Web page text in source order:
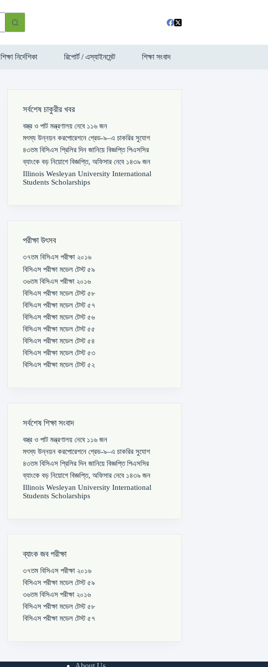
শিক্ষা নির্দেশিকা রিপোর্ট / এস্যাইনমেন্ট শিক্ষা সংবাদ
সর্বশেষ চাকুরীর খবর
বস্ত্র ও পাট মন্ত্রণালয় নেবে ১১৬ জন
মৎস্য উন্নয়ন করপোরেশনে গ্রেড-৯–এ চাকরির সুযোগ
৪৩তম বিসিএস প্রিলির দিন জানিয়ে বিজ্ঞপ্তি পিএসসির
ব্যাংকে বড় নিয়োগে বিজ্ঞপ্তি, অফিসার নেবে ১৪৩৯ জন
Illinois Wesleyan University International
Students Scholarships
পরীক্ষা উৎসব
৩৭তম বিসিএস পরীক্ষা ২০১৬
বিসিএস পরীক্ষা মডেল টেস্ট ৫৯
৩৬তম বিসিএস পরীক্ষা ২০১৬
বিসিএস পরীক্ষা মডেল টেস্ট ৫৮
বিসিএস পরীক্ষা মডেল টেস্ট ৫৭
বিসিএস পরীক্ষা মডেল টেস্ট ৫৬
বিসিএস পরীক্ষা মডেল টেস্ট ৫৫
বিসিএস পরীক্ষা মডেল টেস্ট ৫৪
বিসিএস পরীক্ষা মডেল টেস্ট ৫৩
বিসিএস পরীক্ষা মডেল টেস্ট ৫২
সর্বশেষ শিক্ষা সংবাদ
বস্ত্র ও পাট মন্ত্রণালয় নেবে ১১৬ জন
মৎস্য উন্নয়ন করপোরেশনে গ্রেড-৯–এ চাকরির সুযোগ
৪৩তম বিসিএস প্রিলির দিন জানিয়ে বিজ্ঞপ্তি পিএসসির
ব্যাংকে বড় নিয়োগে বিজ্ঞপ্তি, অফিসার নেবে ১৪৩৯ জন
Illinois Wesleyan University International
Students Scholarships
ব্যাংক জব পরীক্ষা
৩৭তম বিসিএস পরীক্ষা ২০১৬
বিসিএস পরীক্ষা মডেল টেস্ট ৫৯
৩৬তম বিসিএস পরীক্ষা ২০১৬
বিসিএস পরীক্ষা মডেল টেস্ট ৫৮
বিসিএস পরীক্ষা মডেল টেস্ট ৫৭